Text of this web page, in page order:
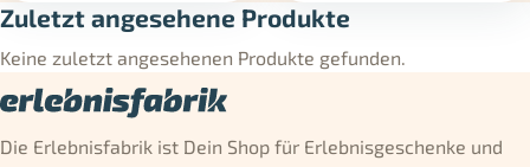
Zuletzt angesehene Produkte
Keine zuletzt angesehenen Produkte gefunden.
Die Erlebnisfabrik ist Dein Shop für Erlebnisgeschenke und